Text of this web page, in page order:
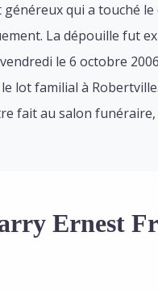
qui a touché le
La dépouille fut
le 6 octobre 2006
lot familial à
fait au salon
Ernest